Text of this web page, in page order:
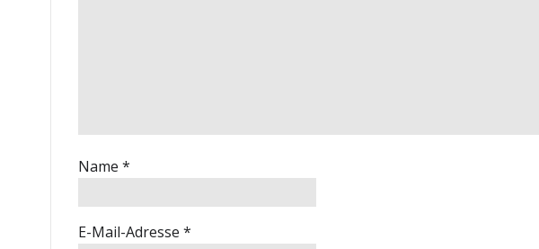
Name *
E-Mail-Adresse *